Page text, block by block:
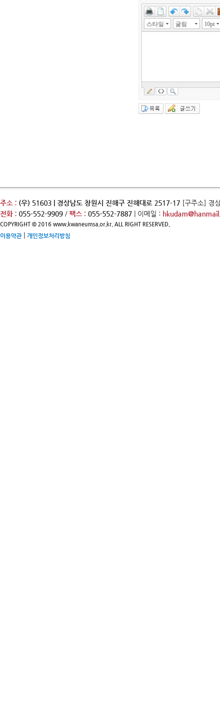
스타일 굴림 10pt
주소 : (우) 51603 | 경상남도 창원시 진해구 진해대로 2517-17 [구주소] 경
전화 : 055-552-9909 / 팩스 : 055-552-7887 | 이메일 :
COPYRIGHT © 2016 www.kwaneumsa.or.kr. ALL RIGHT RESERVED.
이용약관| 개인정보처리방침